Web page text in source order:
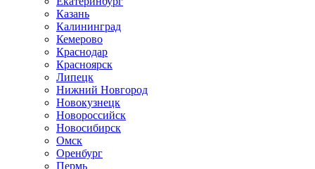
Казань
Калининград
Кемерово
Краснодар
Красноярск
Липецк
Нижний Новгород
Новокузнецк
Новороссийск
Новосибирск
Омск
Оренбург
Пермь